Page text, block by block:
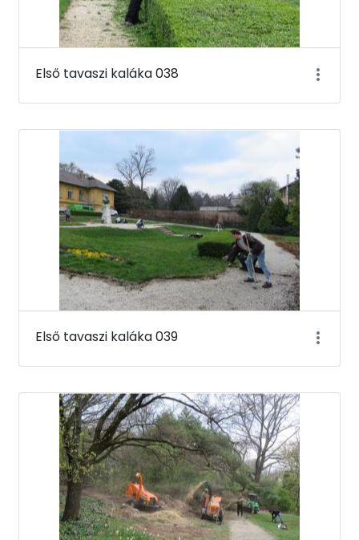
Első tavaszi kaláka 038
Első tavaszi kaláka 039